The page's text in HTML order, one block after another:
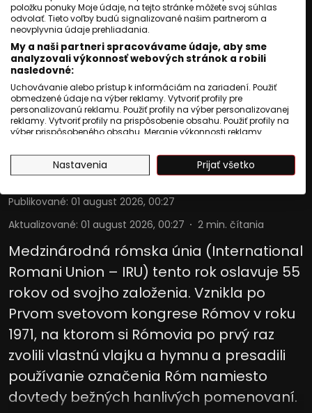
SLOVENSKO
IRU otvára kanceláriu na
Slovensku, vieme kto ju
povedie
Jozef Šivák
Publikované: 01 august 2026, 00:27
Aktualizované: 01 august 2026, 00:27 2 min. čítania
Medzinárodná rómska únia (International
Romani Union – IRU) tento rok oslavuje 55
rokov od svojho založenia. Vznikla po
Prvom svetovom kongrese Rómov v roku
1971, na ktorom si Rómovia po prvý raz
zvolili vlastnú vlajku a hymnu a presadili
používanie označenia Róm namiesto
dovtedy bežných hanlivých pomenovaní.
položku ponuky Moje údaje, na tejto stránke môžete svoj súhlas
odvolať. Tieto voľby budú signalizované našim partnerom a
neovplyvnia údaje prehliadania.
My a naši partneri spracovávame údaje, aby sme
analyzovali výkonnosť webových stránok a robili
nasledovné:
Uchovávanie alebo prístup k informáciám na zariadení. Použiť
obmedzené údaje na výber reklamy. Vytvoriť profily pre
personalizovanú reklamu. Použiť profily na výber personalizovanej
reklamy. Vytvoriť profily na prispôsobenie obsahu. Použiť profily na
výber prispôsobeného obsahu. Meranie výkonnosti reklamy.
štatistík alebo spájania údajov z rôznych zdrojov. Vývoj a
zlepšovanie služieb. Použitie obmedzených údajov na výber
obsahu.
USA.
túto webovú stránku/aplikáciu.
Zobraziť zoznam partnerov (1009 predajcovia IAB)
Vaše údaje používame na nasledujúce účely:
Účely spracovania IAB:
Uchovávanie alebo prístup k
informáciám na zariadení
Použiť obmedzené údaje na výber
reklamy
Vytvoriť profily pre personalizovanú
reklamu
Nastavenia Prijať všetko